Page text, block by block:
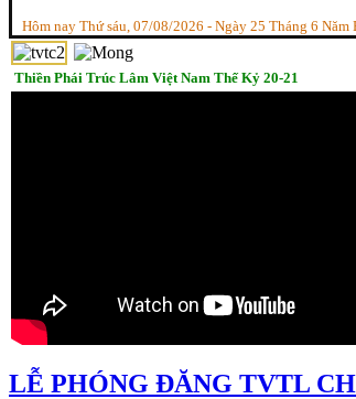
Hôm nay Thứ sáu, 07/08/2026 - Ngày 25 Tháng 6 Năm
Thiền Phái Trúc Lâm Việt Nam Thế Kỷ 20-21
LỄ PHÓNG ĐĂNG TVTL